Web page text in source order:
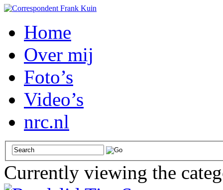
Home
Over mij
Foto’s
Video’s
nrc.nl
Currently viewing the